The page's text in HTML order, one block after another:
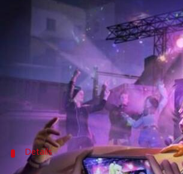
Sirish Praharaju Oct 25, 2023 08:33 am
ఈ వార్తాకథనం ఏంటి
అక్టోబర్ 25వ తేదీకి సంబంధించిన
Garena Free Fire Max
జరీనా
ఫ్రీ ఫైర్ మాక్స్అనేది Garena
Details